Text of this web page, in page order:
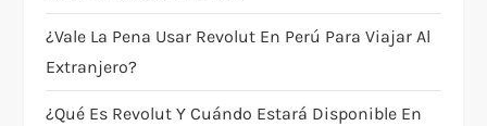
¿Vale La Pena Usar Revolut En Perú Para Viajar Al
Extranjero?
¿Qué Es Revolut Y Cuándo Estará Disponible En